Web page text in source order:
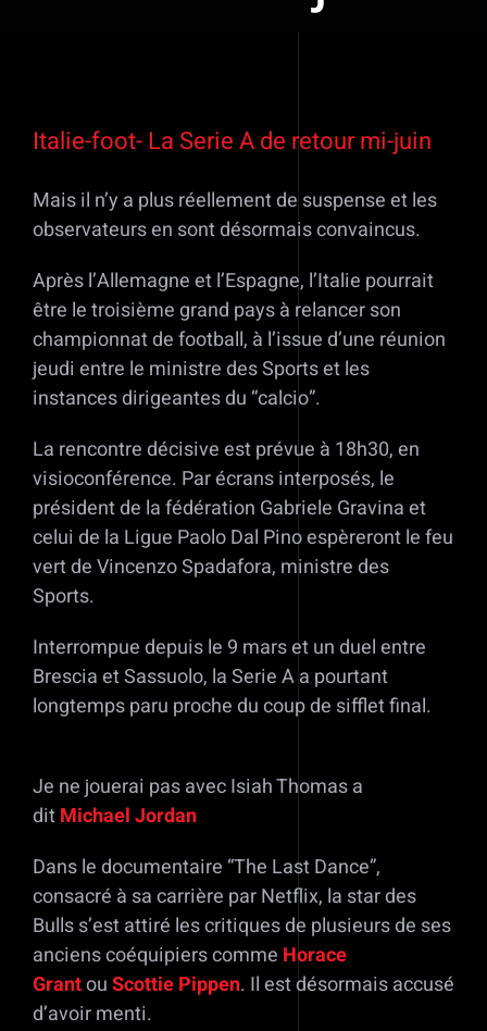
l'image
Italie-foot- La Serie A de retour mi-juin
Mais il n’y a plus réellement de suspense et les
observateurs en sont désormais convaincus.
Après l’Allemagne et l’Espagne, l’Italie pourrait
être le troisième grand pays à relancer son
championnat de football, à l’issue d’une réunion
jeudi entre le ministre des Sports et les
instances dirigeantes du “calcio”.
La rencontre décisive est prévue à 18h30, en
visioconférence. Par écrans interposés, le
président de la fédération Gabriele Gravina et
celui de la Ligue Paolo Dal Pino espèreront le feu
vert de Vincenzo Spadafora, ministre des
Sports.
Interrompue depuis le 9 mars et un duel entre
Brescia et Sassuolo, la Serie A a pourtant
longtemps paru proche du coup de sifflet final.
Je ne jouerai pas avec Isiah Thomas a
ditMichael Jordan
Dans le documentaire “The Last Dance”,
consacré à sa carrière par Netflix, la star des
Bulls s’est attiré les critiques de plusieurs de ses
anciens coéquipiers comme Horace
GrantouScottie Pippen. Il est désormais accusé
d’avoir menti.